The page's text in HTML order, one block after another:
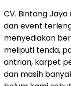
CV. Bintang
dan event
menyediakan
meliputi tenda,
antrian, karpet
dan masih